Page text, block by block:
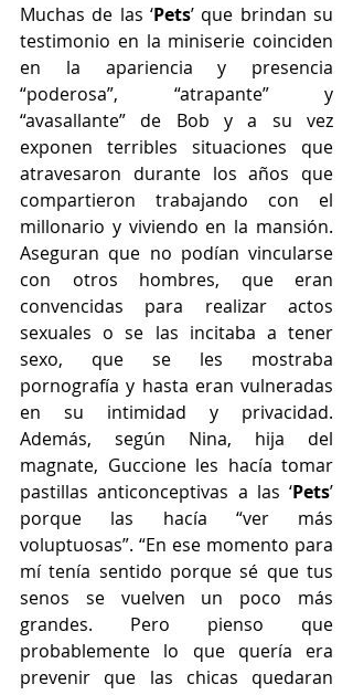
Muchas de las ‘Pets’ que brindan su
testimonio en la miniserie coinciden
en la apariencia y presencia
“poderosa”, “atrapante” y
“avasallante” de Bob y a su vez
exponen terribles situaciones que
atravesaron durante los años que
compartieron trabajando con el
millonario y viviendo en la mansión.
Aseguran que no podían vincularse
con otros hombres, que eran
convencidas para realizar actos
sexuales o se las incitaba a tener
sexo, que se les mostraba
pornografía y hasta eran vulneradas
en su intimidad y privacidad.
Además, según Nina, hija del
magnate, Guccione les hacía tomar
pastillas anticonceptivas a las ‘Pets’
porque las hacía “ver más
voluptuosas”. “En ese momento para
mí tenía sentido porque sé que tus
senos se vuelven un poco más
grandes. Pero pienso que
probablemente lo que quería era
prevenir que las chicas quedaran